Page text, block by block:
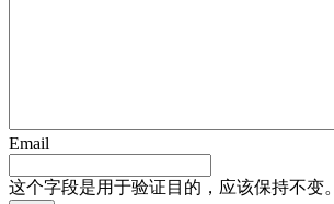
Email
这个字段是用于验证目的，应该保持不变。